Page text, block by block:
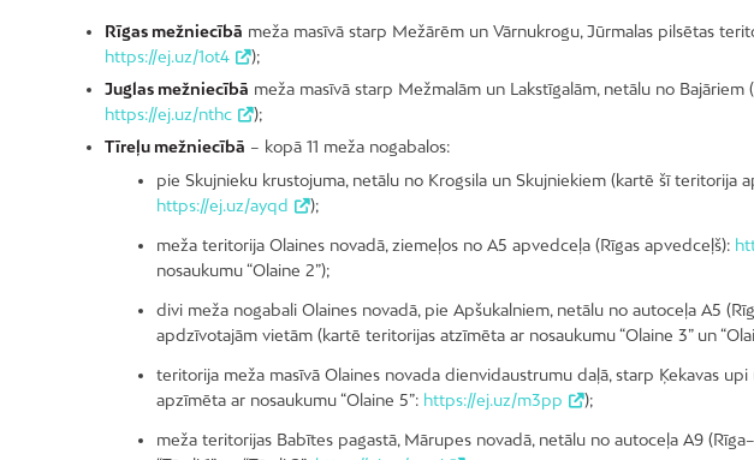
Rīgas mežniecībā meža masīvā starp Mežārēm un Vārnukrogu, Jūrmalas pilsētas
https://ej.uz/1ot4
);
Juglas mežniecībā meža masīvā starp Mežmalām un Lakstīgalām, netālu no
https://ej.uz/nthc
);
Tīreļu mežniecībā – kopā 11 meža nogabalos:
pie Skujnieku krustojuma, netālu no Krogsila un Skujniekiem (kartē šī teritorija
https://ej.uz/ayqd
);
meža teritorija Olaines novadā, ziemeļos no A5 apvedceļa (Rīgas apvedceļš):
nosaukumu “Olaine 2”);
divi meža nogabali Olaines novadā, pie Apšukalniem, netālu no autoceļa A5
apdzīvotajām vietām (kartē teritorijas atzīmēta ar nosaukumu “Olaine 3” un
teritorija meža masīvā Olaines novada dienvidaustrumu daļā, starp Ķekavas
apzīmēta ar nosaukumu “Olaine 5”: https://ej.uz/m3pp );
meža teritorijas Babītes pagastā, Mārupes novadā, netālu no autoceļa A9